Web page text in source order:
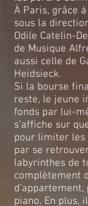
À Paris, grâce
sous la
Odile Catelin-
de Musique
aussi celle de
Heidsieck.
Si la bourse
reste, le jeune
fonds par lui-
s’affiche sur
pour limiter les
par se
labyrinthes de
complètement
d’appartement,
piano. En plus,